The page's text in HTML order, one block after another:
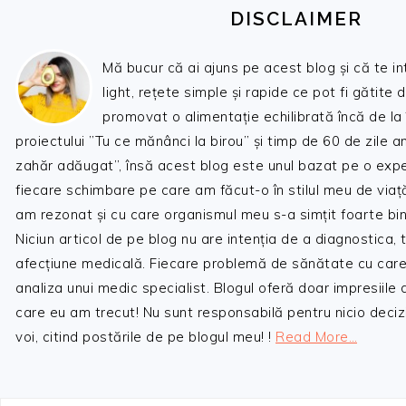
DISCLAIMER
Mă bucur că ai ajuns pe acest blog și că te
light, rețete simple și rapide ce pot fi gătite
promovat o alimentație echilibrată încă de
proiectului ”Tu ce mănânci la birou” și timp de 60 de zile
zahăr adăugat”, însă acest blog este unul bazat pe o
fiecare schimbare pe care am făcut-o în stilul meu de
am rezonat și cu care organismul meu s-a simțit foarte
Niciun articol de pe blog nu are intenția de a diagnostica,
afecțiune medicală. Fiecare problemă de sănătate cu
analiza unui medic specialist. Blogul oferă doar impresiile
care eu am trecut! Nu sunt responsabilă pentru nicio
voi, citind postările de pe blogul meu! ! Read More…